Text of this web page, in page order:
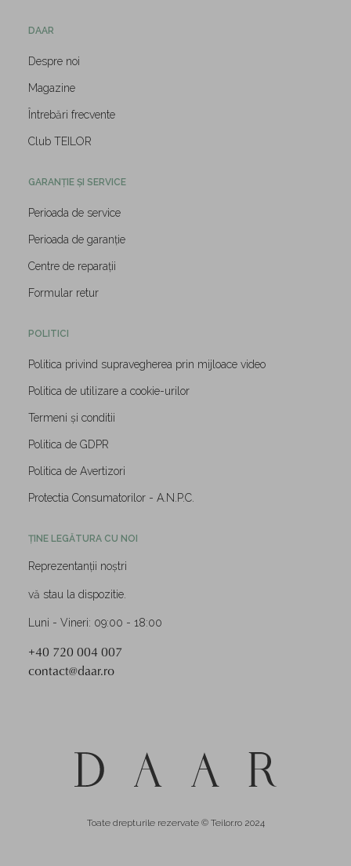
DAAR
Despre noi
Magazine
Întrebări frecvente
Club TEILOR
GARANȚIE ȘI SERVICE
Perioada de service
Perioada de garanție
Centre de reparații
Formular retur
POLITICI
Politica privind supravegherea prin mijloace video
Politica de utilizare a cookie-urilor
Termeni și conditii
Politica de GDPR
Politica de Avertizori
Protectia Consumatorilor - A.N.P.C.
ȚINE LEGĂTURA CU NOI
Reprezentanții noștri
vă stau la dispozitie.
Luni - Vineri: 09:00 - 18:00
+40 720 004 007
contact@daar.ro
Toate drepturile rezervate © Teilor.ro 2024